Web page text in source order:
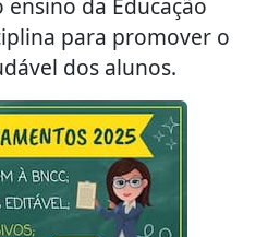
da Educação
para promover o
dos alunos.